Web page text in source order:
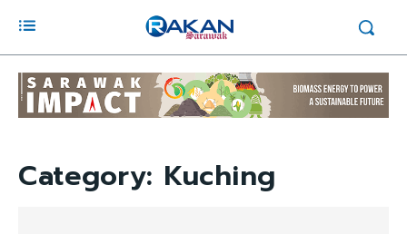
Category: Kuching